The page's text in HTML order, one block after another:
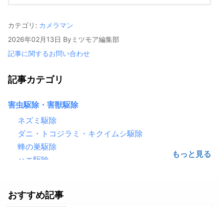
カテゴリ: カメラマン
2026年02月13日 By ミツモア編集部
記事に関するお問い合わせ
記事カテゴリ
害虫駆除・害獣駆除
ネズミ駆除
ダニ・トコジラミ・キクイムシ駆除
蜂の巣駆除
ハエ駆除
シロアリ駆除
おすすめ記事